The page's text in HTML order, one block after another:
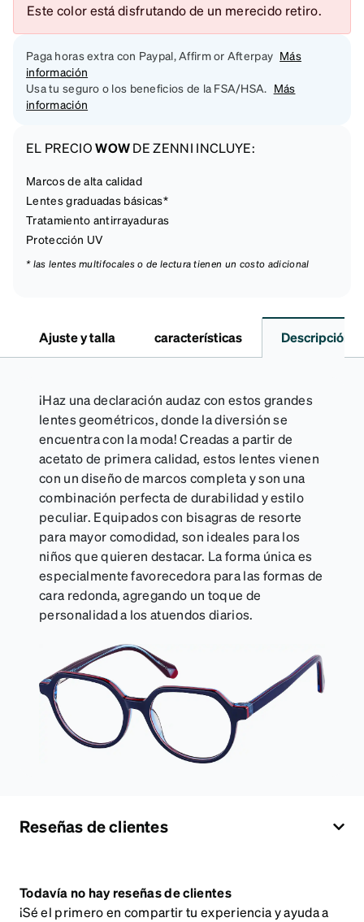
Este color está disfrutando de un merecido retiro.
Paga horas extra con Paypal, Affirm or Afterpay Más
información
Usa tu seguro o los beneficios de la FSA/HSA.
Más
información
EL PRECIOWOWDE ZENNI INCLUYE:
Marcos de alta calidad
Lentes graduadas básicas*
Tratamiento antirrayaduras
Protección UV
* las lentes multifocales o de lectura tienen un costo adicional
Ajuste y talla características Descripción
¡Haz una declaración audaz con estos grandes
lentes geométricos, donde la diversión se
encuentra con la moda! Creadas a partir de
acetato de primera calidad, estos lentes vienen
con un diseño de marcos completa y son una
combinación perfecta de durabilidad y estilo
peculiar. Equipados con bisagras de resorte
para mayor comodidad, son ideales para los
niños que quieren destacar. La forma única es
especialmente favorecedora para las formas de
cara redonda, agregando un toque de
personalidad a los atuendos diarios.
Reseñas de clientes
Todavía no hay reseñas de clientes
¡Sé el primero en compartir tu experiencia y ayuda a